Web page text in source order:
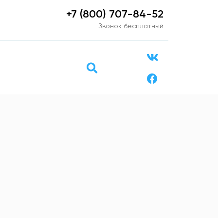
+7 (800) 707-84-52
Звонок бесплатный